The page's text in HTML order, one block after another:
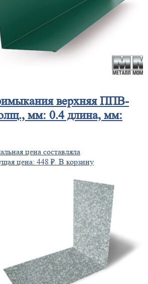
верхняя ППВ-
мм: 0.4 длина, мм:
цена составляла
цена: 448 ₽. В корзину